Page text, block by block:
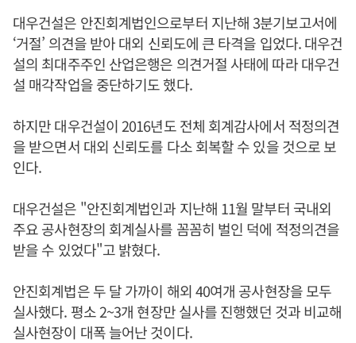
대우건설은 안진회계법인으로부터 지난해 3분기보고서에
‘거절’ 의견을 받아 대외 신뢰도에 큰 타격을 입었다. 대우건
설의 최대주주인 산업은행은 의견거절 사태에 따라 대우건
설 매각작업을 중단하기도 했다.
하지만 대우건설이 2016년도 전체 회계감사에서 적정의견
을 받으면서 대외 신뢰도를 다소 회복할 수 있을 것으로 보
인다.
대우건설은 "안진회계법인과 지난해 11월 말부터 국내외
주요 공사현장의 회계실사를 꼼꼼히 벌인 덕에 적정의견을
받을 수 있었다"고 밝혔다.
안진회계법은 두 달 가까이 해외 40여개 공사현장을 모두
실사했다. 평소 2~3개 현장만 실사를 진행했던 것과 비교해
실사현장이 대폭 늘어난 것이다.